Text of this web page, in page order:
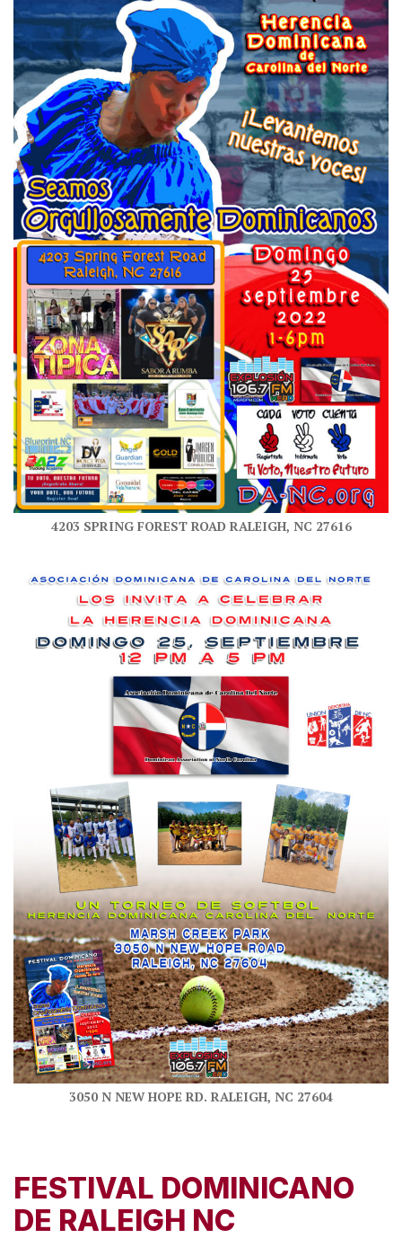
4203 SPRING FOREST ROAD RALEIGH, NC 27616
3050 N NEW HOPE RD. RALEIGH, NC 27604
FESTIVAL DOMINICANO
DE RALEIGH NC